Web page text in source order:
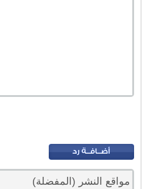
مواقع النشر (المفضلة)